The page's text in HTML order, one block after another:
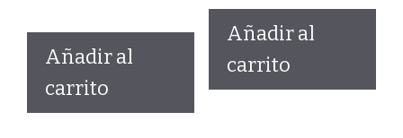
original
era:
$77,00.$27,00.
Añadir al
carrito
original
era:
$77,00.$47,00.
Añadir al
carrito